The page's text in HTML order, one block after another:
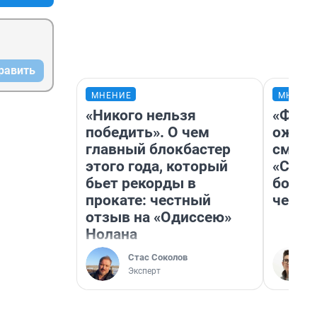
МНЕНИЕ
«Никого нельзя
победить». О чем
главный блокбастер
этого года, который
бьет рекорды в
прокате: честный
отзыв на «Одиссею»
Нолана
Стас Соколов
Эксперт